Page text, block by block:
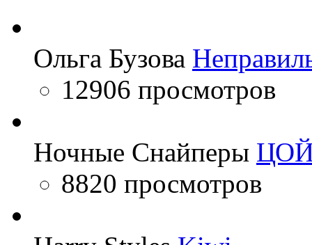
Ольга Бузова
12906 просмотров
Ночные Снайперы
8820 просмотров